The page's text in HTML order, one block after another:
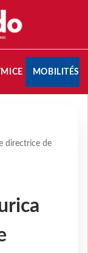
MICE MOBILITÉS
directrice de